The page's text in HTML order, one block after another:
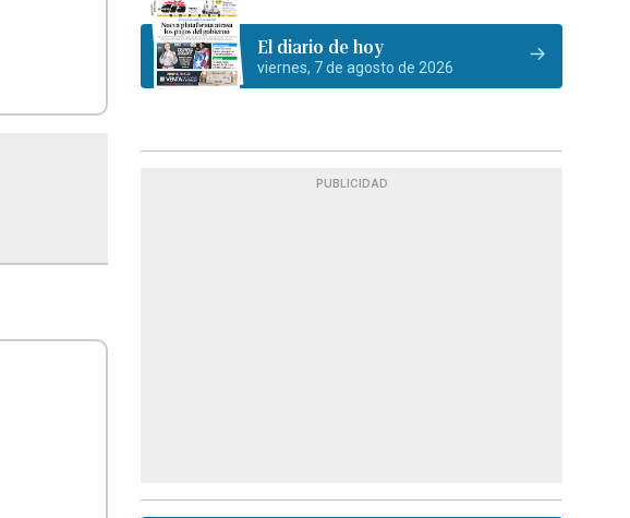
El diario de hoy
viernes, 7 de agosto de 2026
PUBLICIDAD